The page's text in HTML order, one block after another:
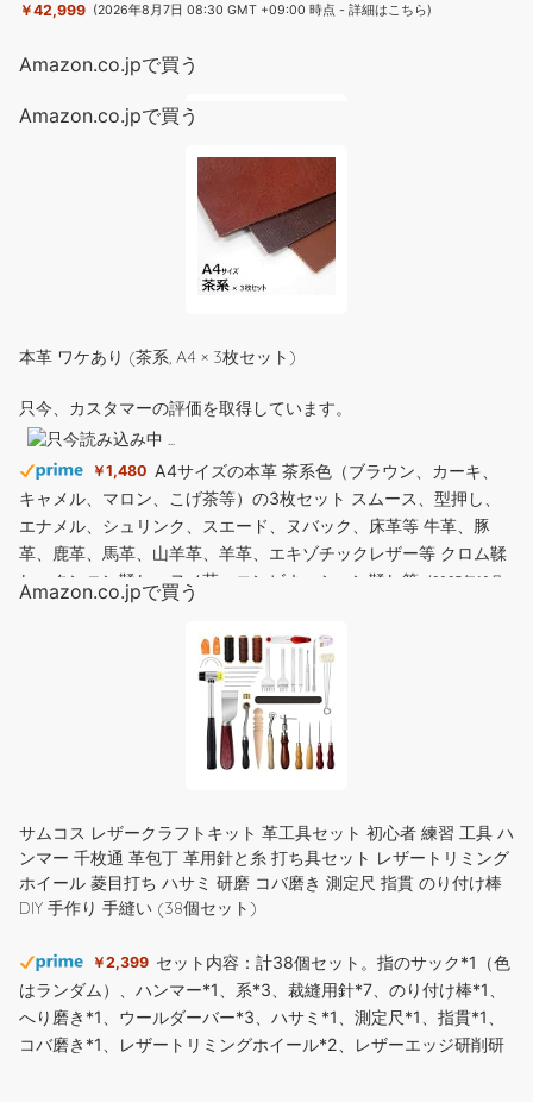
￥42,999 (2026年8月7日 08:30 GMT +09:00 時点 -詳細はこちら)
Amazon.co.jpで買う
ング 造形サイズ256 × 256 × 256mm
( 53612) ￥79,999 (2026年8月7日 08:30 GMT +09:00 時点 -
はこちら)
Amazon.co.jpで買う
Flashforge AD5X マルチカラー3Dプリンター:高速4色印刷、最大
速度600mm/s、ワンクリック自動レベリング、IFSマルチ搭載マ
(5401)
只今、価格を取得しています。
(2026年8月7日 08:30 GMT +09:00 時点 - 詳細はこちら)
Amazon.co.jpで買う
本革 ワケあり (茶系, A4 × 3枚セット)
只今、カスタマーの評価を取得しています。
￥1,480 A4サイズの本革 茶系色（ブラウン、カーキ、
キャメル、マロン、こげ茶等）の3枚セット スムース、型押し、
エナメル、シュリンク、スエード、ヌバック、床革等 牛革、豚
革、鹿革、馬革、山羊革、羊革、エキゾチックレザー等 クロム鞣
し、タンニン鞣し、ヌメ革、コンビネーション鞣し等
(2025年10月
レザークラフト 革 本革 ヌメ 牛革 生地 カラー カットレザー バン
ズ))
只今、カスタマーの評価を取得しています。
Amazon.co.jpで買う
サムコス レザークラフトキット 革工具セット 初心者 練習 工具 ハ
ンマー 千枚通 革包丁 革用針と糸 打ち具セット レザートリミング
ホイール 菱目打ち ハサミ 研磨 コバ磨き 測定尺 指貫 のり付け棒
DIY 手作り 手縫い (38個セット)
￥2,399 セット内容：計38個セット。指のサック*1（色
はランダム）、ハンマー*1、系*3、裁縫用針*7、のり付け棒*1、
へり磨き*1、ウールダーバー*3、ハサミ*1、測定尺*1、指貫*1、
コバ磨き*1、レザートリミングホイール*2、レザーエッジ研削研